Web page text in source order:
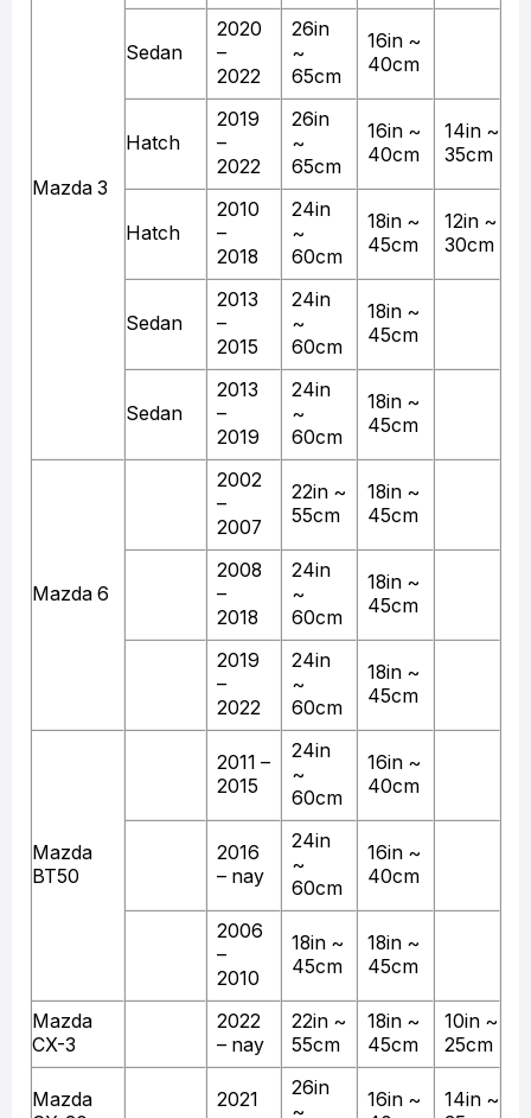
Mazda 3
Sedan
2020
–
2022
26in
~
65cm
16in ~
40cm
Hatch
2019
–
2022
26in
~
65cm
16in ~
40cm
14in ~
35cm
Hatch
2010
–
2018
24in
~
60cm
18in ~
45cm
12in ~
30cm
Sedan
2013
–
2015
24in
~
60cm
18in ~
45cm
Sedan
2013
–
2019
24in
~
60cm
18in ~
45cm
Mazda 6
2002
–
2007
22in ~
55cm
18in ~
45cm
2008
–
2018
24in
~
60cm
18in ~
45cm
2019
–
2022
24in
~
60cm
18in ~
45cm
Mazda
BT50
2011 –
2015
24in
~
60cm
16in ~
40cm
2016
– nay
24in
~
60cm
16in ~
40cm
2006
–
2010
18in ~
45cm
18in ~
45cm
Mazda
CX-3
2022
– nay
22in ~
55cm
18in ~
45cm
10in ~
25cm
Mazda
2021
26in
~
16in ~
14in ~